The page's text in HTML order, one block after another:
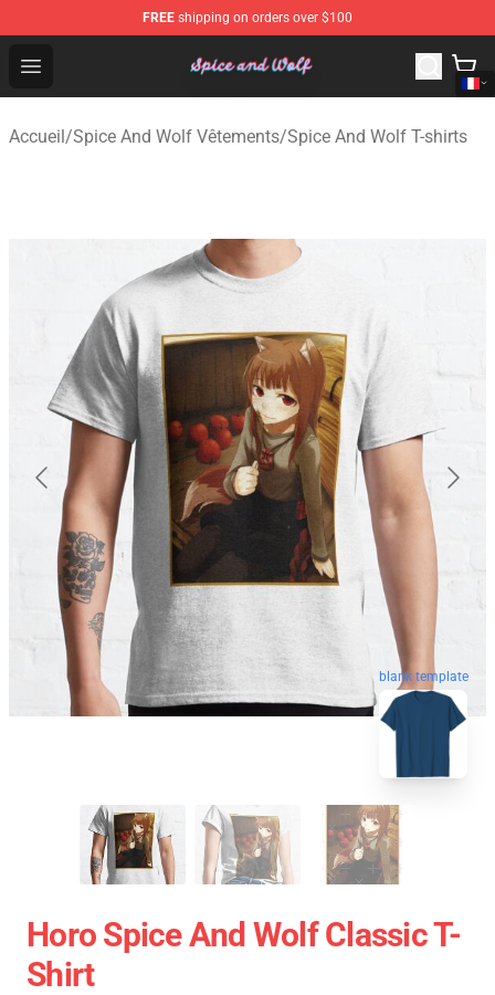
FREE shipping on orders over $100
Open menu
Spice And Wolf Store - Official Spice And Wolf
Accueil/Spice And Wolf Vêtements/Spice And Wolf T-shirts
blank template
Horo Spice And Wolf Classic T-
Shirt